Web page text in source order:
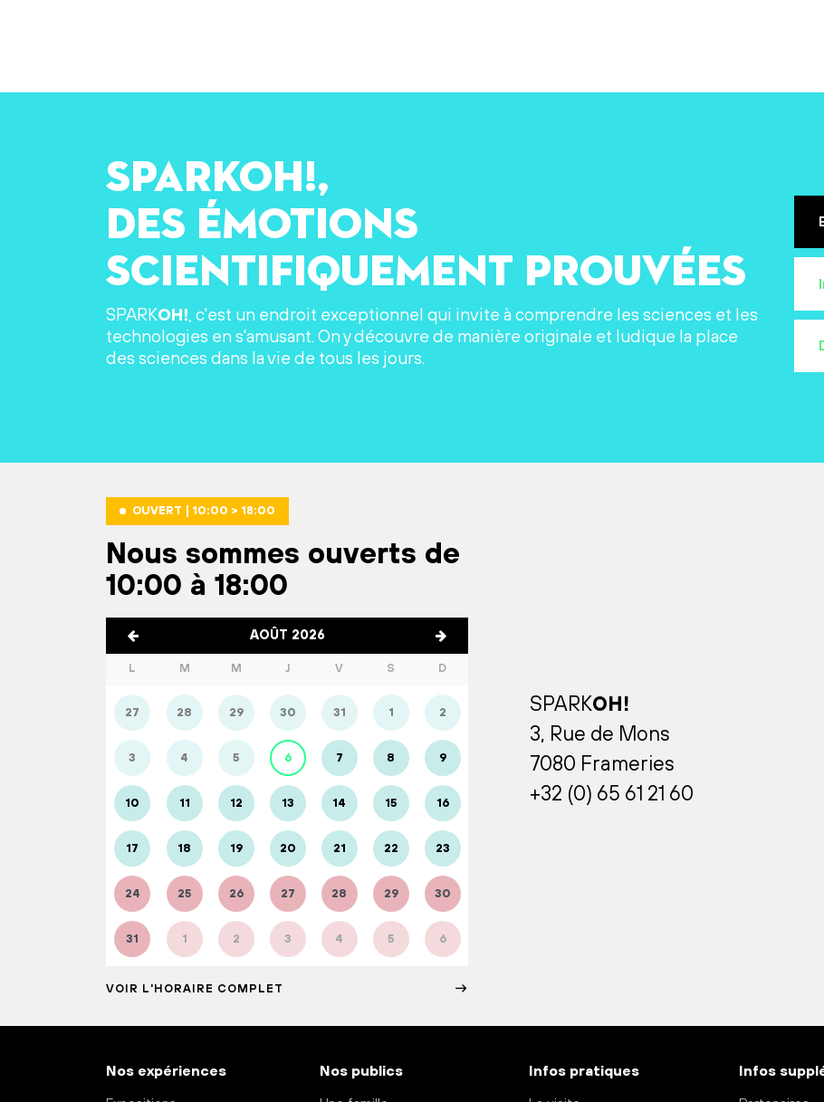
SPARKOH!,
des émotions
scientifiquement prouvées
SPARKOH!, c'est un endroit exceptionnel qui invite à comprendre les sciences et les
technologies en s'amusant. On y découvre de manière originale et ludique la place
des sciences dans la vie de tous les jours.
OUVERT | 10:00 > 18:00
Nous sommes ouverts de
10:00 à 18:00
AOÛT 2026
L M M J V S D
27 28 29 30 31 1 2
3 4 5 6 7 8 9
10 11 12 13 14 15 16
17 18 19 20 21 22 23
24 25 26 27 28 29 30
31 1 2 3 4 5 6
VOIR L'HORAIRE COMPLET
SPARKOH!
3, Rue de Mons
7080 Frameries
+32 (0) 65 61 21 60
Nos expériences Nos publics Infos pratiques Infos